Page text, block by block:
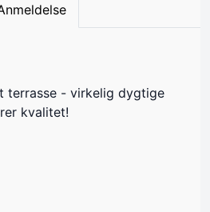
terrasse - virkelig dygtige
kvalitet!